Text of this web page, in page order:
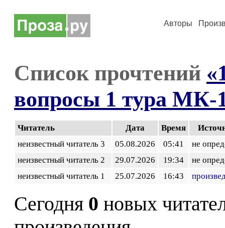
Авторы
Список прочтений
вопросы 1 тура МК-
Читатель Дата Время
неизвестный читатель 3
05.08.2026 05:41
не
неизвестный читатель 2
29.07.2026 19:34
не
неизвестный читатель 1
25.07.2026 16:43
Сегодня 0 новых